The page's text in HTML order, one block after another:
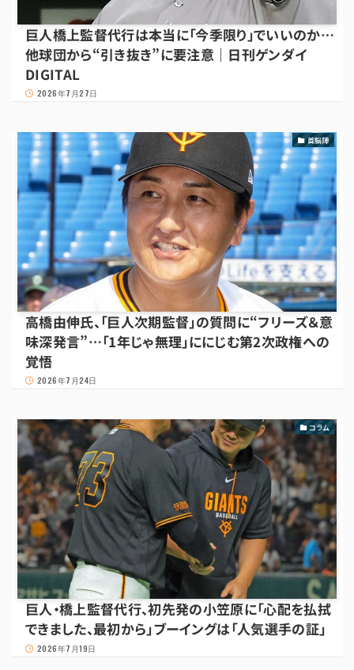
巨人橋上監督代行は本当に「今季限り」でいいのか…
他球団から“引き抜き”に要注意｜日刊ゲンダイ
DIGITAL
2026年7月27日
首脳陣
高橋由伸氏、「巨人次期監督」の質問に“フリーズ＆意
味深発言”…「1年じゃ無理」ににじむ第2次政権への
覚悟
2026年7月24日
コラム
巨人・橋上監督代行、初先発の小笠原に「心配を払拭
できました、最初から」ブーイングは「人気選手の証」
2026年7月19日